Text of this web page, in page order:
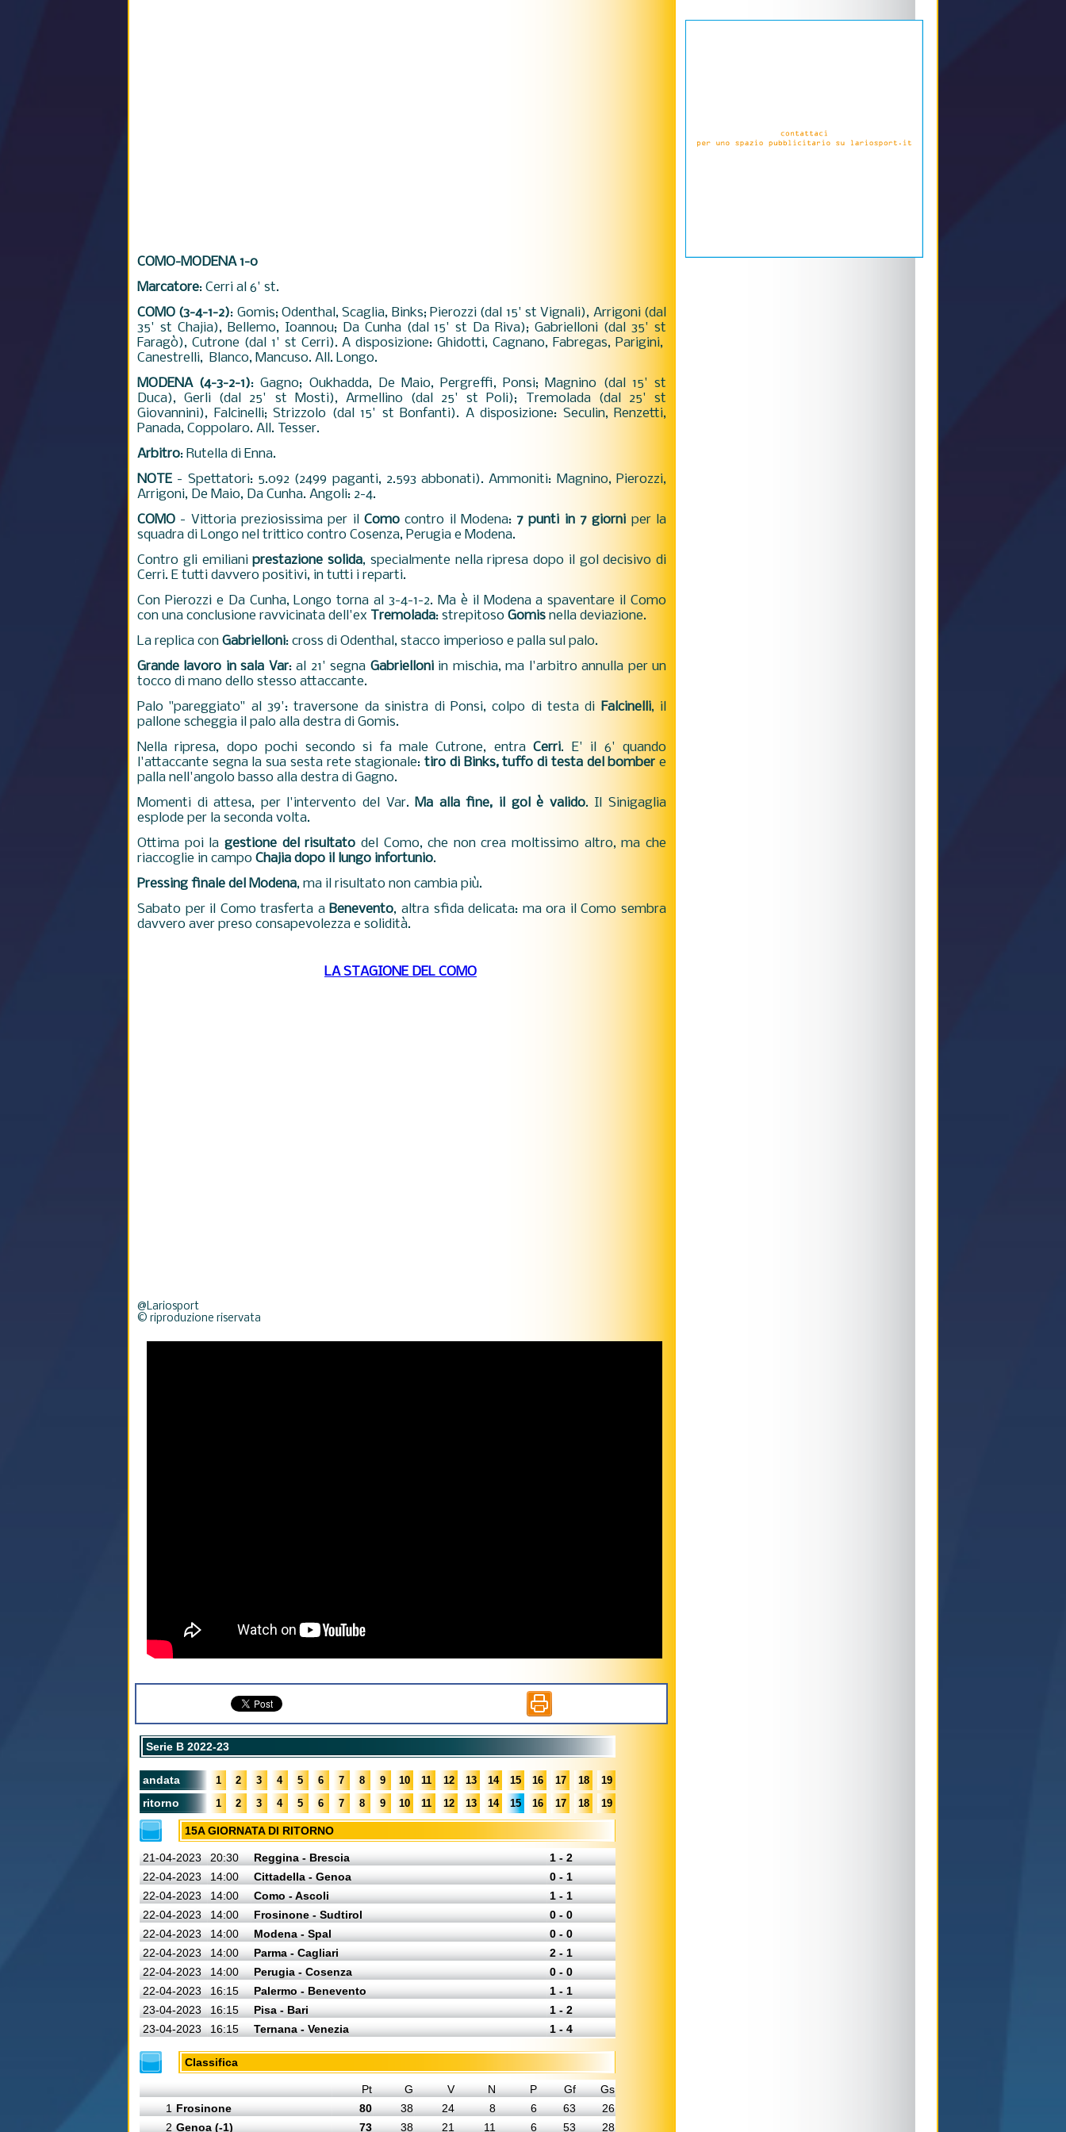
COMO-MODENA 1-0
Marcatore: Cerri al 6' st.
COMO (3-4-1-2): Gomis; Odenthal, Scaglia, Binks; Pierozzi (dal 15' st Vignali), Arrigoni (dal
35' st Chajia), Bellemo, Ioannou; Da Cunha (dal 15' st Da Riva); Gabrielloni (dal 35' st
Faragò), Cutrone (dal 1' st Cerri). A disposizione: Ghidotti, Cagnano, Fabregas, Parigini,
Canestrelli, Blanco, Mancuso. All. Longo.
MODENA (4-3-2-1): Gagno; Oukhadda, De Maio, Pergreffi, Ponsi; Magnino (dal 15' st
Duca), Gerli (dal 25' st Mosti), Armellino (dal 25' st Poli); Tremolada (dal 25' st
Giovannini), Falcinelli; Strizzolo (dal 15' st Bonfanti). A disposizione: Seculin, Renzetti,
Panada, Coppolaro. All. Tesser.
Arbitro: Rutella di Enna.
NOTE - Spettatori: 5.092 (2499 paganti, 2.593 abbonati). Ammoniti: Magnino, Pierozzi,
Arrigoni, De Maio, Da Cunha. Angoli: 2-4.
COMO - Vittoria preziosissima per il Comocontro il Modena: 7 punti in 7 giorni per la
squadra di Longo nel trittico contro Cosenza, Perugia e Modena.
Contro gli emilianiprestazione solida, specialmente nella ripresa dopo il gol decisivo di
Cerri. E tutti davvero positivi, in tutti i reparti.
Con Pierozzi e Da Cunha, Longo torna al 3-4-1-2. Ma è il Modena a spaventare il Como
con una conclusione ravvicinata dell'ex Tremolada: strepitoso Gomis nella deviazione.
La replica con Gabrielloni: cross di Odenthal, stacco imperioso e palla sul palo.
Grande lavoro in sala Var: al 21' segna Gabrielloniin mischia, ma l'arbitro annulla per un
tocco di mano dello stesso attaccante.
Palo "pareggiato" al 39': traversone da sinistra di Ponsi, colpo di testa di Falcinelli, il
pallone scheggia il palo alla destra di Gomis.
Nella ripresa, dopo pochi secondo si fa male Cutrone, entraCerri. E' il 6' quando
l'attaccante segna la sua sesta rete stagionale: tiro di Binks, tuffo di testa del bomber e
palla nell'angolo basso alla destra di Gagno.
Momenti di attesa, per l'intervento del Var.Ma alla fine, il gol è valido. Il Sinigaglia
esplode per la seconda volta.
Ottima poi la gestione del risultato del Como, che non crea moltissimo altro, ma che
riaccoglie in campo Chajia dopo il lungo infortunio.
Pressing finale del Modena, ma il risultato non cambia più.
Sabato per il Como trasferta aBenevento, altra sfida delicata: ma ora il Como sembra
davvero aver preso consapevolezza e solidità.
LA STAGIONE DEL COMO
@Lariosport
© riproduzione riservata
Serie B 2022-23
andata 1 2 3 4 5 6 7 8 9 10 11 12 13 14 15 16 17 18 19
ritorno 1 2 3 4 5 6 7 8 9 10 11 12 13 14 15 16 17 18 19
15A GIORNATA DI RITORNO
21-04-2023 20:30 Reggina - Brescia
1 - 2
22-04-2023
14:00 Cittadella - Genoa
0 - 1
22-04-2023
14:00 Como - Ascoli
1 - 1
22-04-2023
14:00 Frosinone - Sudtirol
0 - 0
22-04-2023
14:00 Modena - Spal
0 - 0
22-04-2023
14:00 Parma - Cagliari
2 - 1
22-04-2023
14:00 Perugia - Cosenza
0 - 0
22-04-2023
16:15 Palermo - Benevento
1 - 1
23-04-2023
16:15 Pisa - Bari
1 - 2
23-04-2023
16:15 Ternana - Venezia 1 - 4
Classifica
Pt G V N P Gf
Gs
1 Frosinone 80 38 24 8 6 63
26
2 Genoa (-1) 73 38 21 11 6 53 28